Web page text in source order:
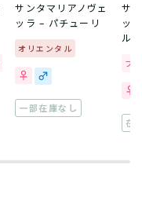
サンタマリアノヴェ
ッラ – パチューリ
オリエンタル
一部在庫なし
サ
ッ
ル
フ
在